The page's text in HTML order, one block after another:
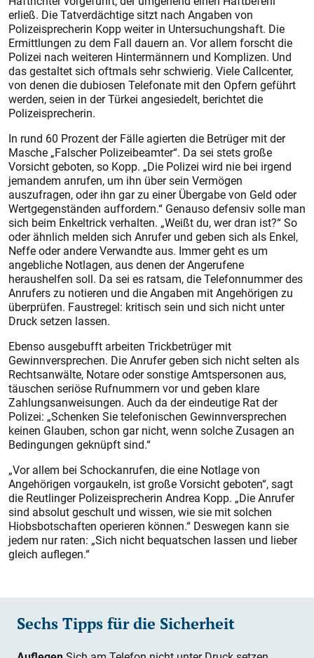
erließ. Die Tatverdächtige sitzt nach Angaben von
Polizeisprecherin Kopp weiter in Untersuchungshaft. Die
Ermittlungen zu dem Fall dauern an. Vor allem forscht die
Polizei nach weiteren Hintermännern und Komplizen. Und
das gestaltet sich oftmals sehr schwierig. Viele Callcenter,
von denen die dubiosen Telefonate mit den Opfern geführt
werden, seien in der Türkei angesiedelt, berichtet die
Polizeisprecherin.
In rund 60 Prozent der Fälle agierten die Betrüger mit der
Masche „Falscher Polizeibeamter“. Da sei stets große
Vorsicht geboten, so Kopp. „Die Polizei wird nie bei irgend
jemandem anrufen, um ihn über sein Vermögen
auszufragen, oder ihn gar zu einer Übergabe von Geld oder
Wertgegenständen auffordern.“ Genauso defensiv solle man
sich beim Enkeltrick verhalten. „Weißt du, wer dran ist?“ So
oder ähnlich melden sich Anrufer und geben sich als Enkel,
Neffe oder andere Verwandte aus. Immer geht es um
angebliche Notlagen, aus denen der Angerufene
heraushelfen soll. Da sei es ratsam, die Telefonnummer des
Anrufers zu notieren und die Angaben mit Angehörigen zu
überprüfen. Faustregel: kritisch sein und sich nicht unter
Druck setzen lassen.
Ebenso ausgebufft arbeiten Trickbetrüger mit
Gewinnversprechen. Die Anrufer geben sich nicht selten als
Rechtsanwälte, Notare oder sonstige Amtspersonen aus,
täuschen seriöse Rufnummern vor und geben klare
Zahlungsanweisungen. Auch da der eindeutige Rat der
Polizei: „Schenken Sie telefonischen Gewinnversprechen
keinen Glauben, schon gar nicht, wenn solche Zusagen an
Bedingungen geknüpft sind.“
„Vor allem bei Schockanrufen, die eine Notlage von
Angehörigen vorgaukeln, ist große Vorsicht geboten“, sagt
die Reutlinger Polizeisprecherin Andrea Kopp. „Die Anrufer
sind absolut geschult und wissen, wie sie mit solchen
Hiobsbotschaften operieren können.“ Deswegen kann sie
jedem nur raten: „Sich nicht bequatschen lassen und lieber
gleich auflegen.“
Sechs Tipps für die Sicherheit